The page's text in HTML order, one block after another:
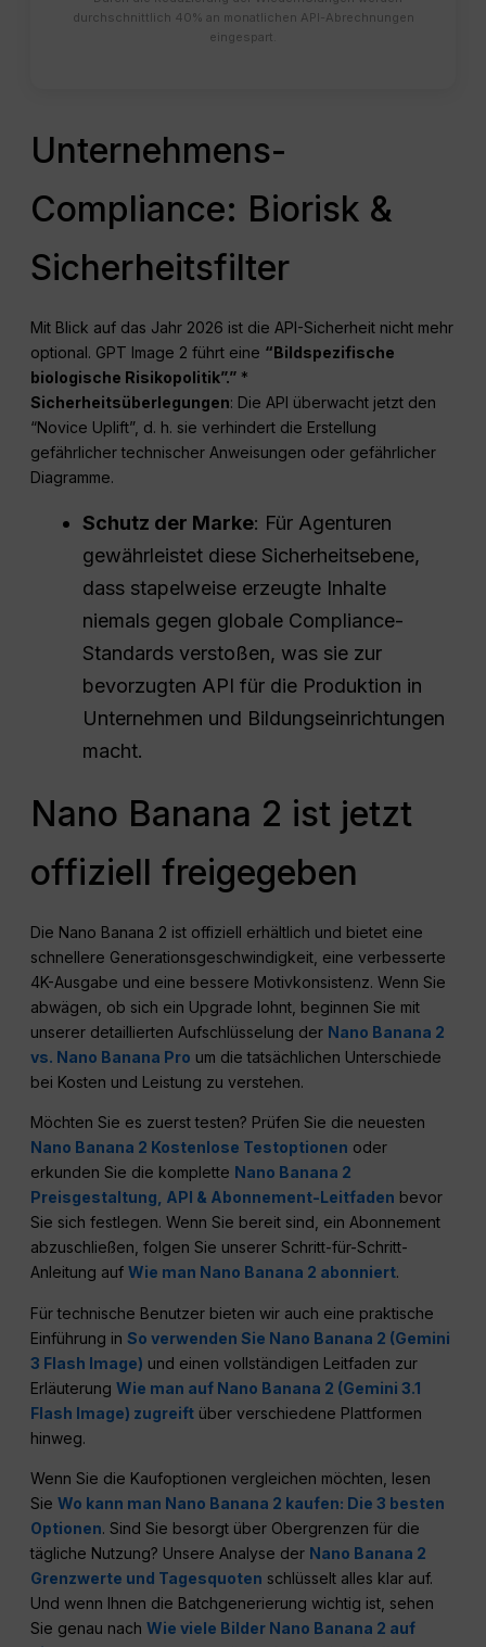
durchschnittlich 40% an monatlichen API-Abrechnungen
eingespart.
Unternehmens-
Compliance: Biorisk &
Sicherheitsfilter
Mit Blick auf das Jahr 2026 ist die API-Sicherheit nicht mehr
optional. GPT Image 2 führt eine “Bildspezifische
biologische Risikopolitik”.” *
Sicherheitsüberlegungen: Die API überwacht jetzt den
“Novice Uplift”, d. h. sie verhindert die Erstellung
gefährlicher technischer Anweisungen oder gefährlicher
Diagramme.
Schutz der Marke: Für Agenturen
gewährleistet diese Sicherheitsebene,
dass stapelweise erzeugte Inhalte
niemals gegen globale Compliance-
Standards verstoßen, was sie zur
bevorzugten API für die Produktion in
Unternehmen und Bildungseinrichtungen
macht.
Nano Banana 2 ist jetzt
offiziell freigegeben
Die Nano Banana 2 ist offiziell erhältlich und bietet eine
schnellere Generationsgeschwindigkeit, eine verbesserte
4K-Ausgabe und eine bessere Motivkonsistenz. Wenn Sie
abwägen, ob sich ein Upgrade lohnt, beginnen Sie mit
unserer detaillierten Aufschlüsselung der Nano Banana 2
vs. Nano Banana Pro um die tatsächlichen Unterschiede
bei Kosten und Leistung zu verstehen.
Möchten Sie es zuerst testen? Prüfen Sie die neuesten
Nano Banana 2 Kostenlose Testoptionen oder
erkunden Sie die komplette Nano Banana 2
Preisgestaltung, API & Abonnement-Leitfaden bevor
Sie sich festlegen. Wenn Sie bereit sind, ein Abonnement
abzuschließen, folgen Sie unserer Schritt-für-Schritt-
Anleitung aufWie man Nano Banana 2 abonniert.
Für technische Benutzer bieten wir auch eine praktische
Einführung inSo verwenden Sie Nano Banana 2 (Gemini
3 Flash Image) und einen vollständigen Leitfaden zur
ErläuterungWie man auf Nano Banana 2 (Gemini 3.1
Flash Image) zugreift über verschiedene Plattformen
hinweg.
Wenn Sie die Kaufoptionen vergleichen möchten, lesen
SieWo kann man Nano Banana 2 kaufen: Die 3 besten
Optionen. Sind Sie besorgt über Obergrenzen für die
tägliche Nutzung? Unsere Analyse der Nano Banana 2
Grenzwerte und Tagesquoten schlüsselt alles klar auf.
Und wenn Ihnen die Batchgenerierung wichtig ist, sehen
Sie genau nachWie viele Bilder Nano Banana 2 auf